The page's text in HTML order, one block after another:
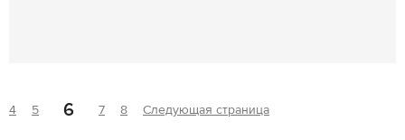
4 5 6 7 8 Следующая страница